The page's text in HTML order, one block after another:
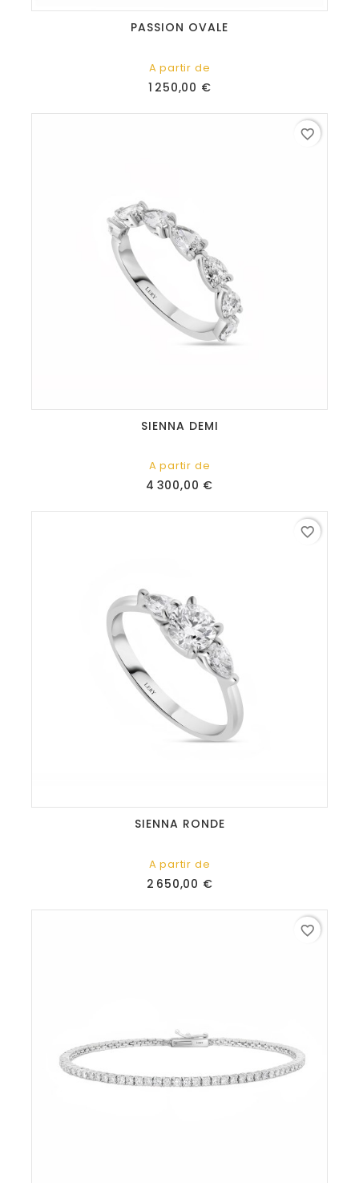
PASSION OVALE
A partir de
Prix
1 250,00 €
favorite_border
SIENNA DEMI
A partir de
Prix
4 300,00 €
favorite_border
SIENNA RONDE
A partir de
Prix
2 650,00 €
favorite_border